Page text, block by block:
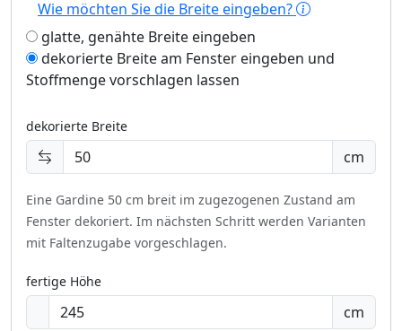
Wie möchten Sie die Breite eingeben?
glatte, genähte Breite eingeben
dekorierte Breite am Fenster eingeben und
Stoffmenge vorschlagen lassen
dekorierte Breite
cm
Eine Gardine 50 cm breit im zugezogenen Zustand am
Fenster dekoriert. Im nächsten Schritt werden Varianten
mit Faltenzugabe vorgeschlagen.
fertige Höhe
cm